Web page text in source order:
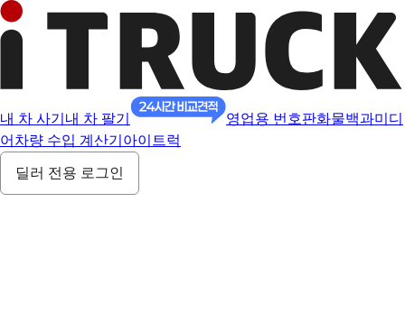
내 차 사기 내 차 팔기 영업용 번호판화물백과미디
어 차량 수입 계산기 아이트럭
딜러 전용 로그인